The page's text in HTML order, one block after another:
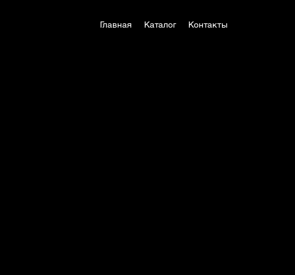
Главная Каталог Контакты